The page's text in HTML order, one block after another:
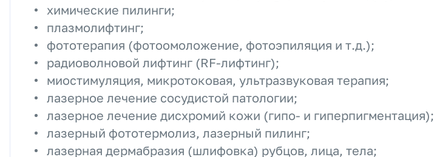
химические пилинги;
плазмолифтинг;
фототерапия (фотоомоложение, фотоэпиляция и т.д.);
радиоволновой лифтинг (RF-лифтинг);
миостимуляция, микротоковая, ультразвуковая терапия;
лазерное лечение сосудистой патологии;
лазерное лечение дисхромий кожи (гипо- и гиперпигментация);
лазерный фототермолиз, лазерный пилинг;
лазерная дермабразия (шлифовка) рубцов, лица, тела;